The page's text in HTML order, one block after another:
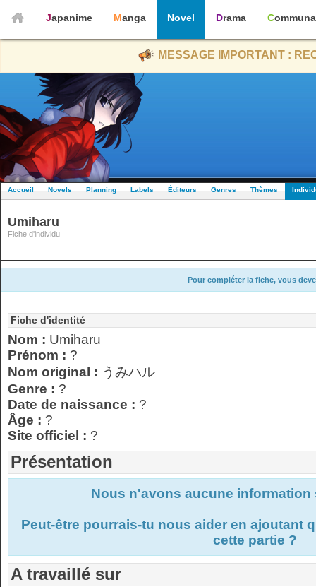
Japanime Manga Novel Drama
MESSAGE IMPORTANT :
Accueil Novels Planning Labels Éditeurs Genres Thèmes
Umiharu
Fiche d'individu
Pour compléter la fiche, vous
Fiche d'identité
Nom : Umiharu
Prénom : ?
Nom original : うみハル
Genre : ?
Date de naissance : ?
Âge : ?
Site officiel : ?
Présentation
Nous n'avons aucune
Peut-être pourrais-tu nous aider en ajoutant
cette partie ?
A travaillé sur